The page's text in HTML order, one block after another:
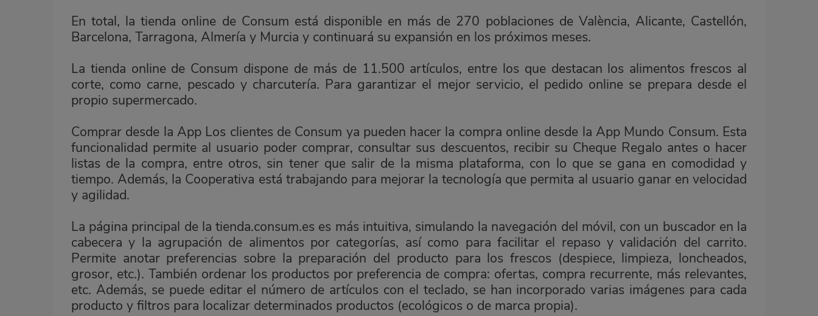
En total, la tienda online de Consum está disponible en más de 270 poblaciones de València, Alicante, Castellón,
Barcelona, Tarragona, Almería y Murcia y continuará su expansión en los próximos meses.
La tienda online de Consum dispone de más de 11.500 artículos, entre los que destacan los alimentos frescos al
corte, como carne, pescado y charcutería. Para garantizar el mejor servicio, el pedido online se prepara desde el
propio supermercado.
Comprar desde la App Los clientes de Consum ya pueden hacer la compra online desde la App Mundo Consum. Esta
funcionalidad permite al usuario poder comprar, consultar sus descuentos, recibir su Cheque Regalo antes o hacer
listas de la compra, entre otros, sin tener que salir de la misma plataforma, con lo que se gana en comodidad y
tiempo. Además, la Cooperativa está trabajando para mejorar la tecnología que permita al usuario ganar en velocidad
y agilidad.
La página principal de la tienda.consum.es es más intuitiva, simulando la navegación del móvil, con un buscador en la
cabecera y la agrupación de alimentos por categorías, así como para facilitar el repaso y validación del carrito.
Permite anotar preferencias sobre la preparación del producto para los frescos (despiece, limpieza, loncheados,
grosor, etc.). También ordenar los productos por preferencia de compra: ofertas, compra recurrente, más relevantes,
etc. Además, se puede editar el número de artículos con el teclado, se han incorporado varias imágenes para cada
producto y filtros para localizar determinados productos (ecológicos o de marca propia).